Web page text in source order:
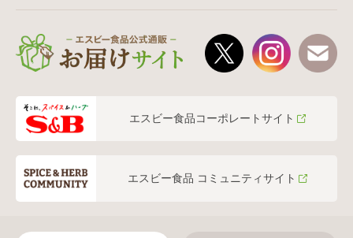
エスビー食品コーポレートサイト
エスビー食品 コミュニティサイト